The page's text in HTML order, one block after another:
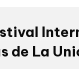
de La